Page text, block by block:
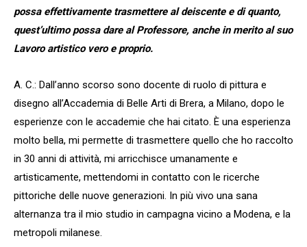
possa effettivamente trasmettere al deiscente e di quanto,
quest’ultimo possa dare al Professore, anche in merito al suo
Lavoro artistico vero e proprio.
A. C.: Dall’anno scorso sono docente di ruolo di pittura e
disegno all’Accademia di Belle Arti di Brera, a Milano, dopo le
esperienze con le accademie che hai citato. È una esperienza
molto bella, mi permette di trasmettere quello che ho raccolto
in 30 anni di attività, mi arricchisce umanamente e
artisticamente, mettendomi in contatto con le ricerche
pittoriche delle nuove generazioni. In più vivo una sana
alternanza tra il mio studio in campagna vicino a Modena, e la
metropoli milanese.